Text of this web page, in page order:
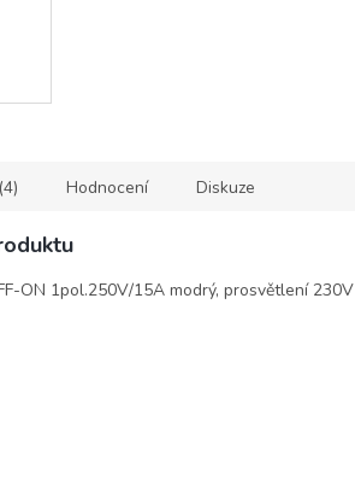
Hodnocení Diskuze
ON 1pol.250V/15A modrý, prosvětlení 230V